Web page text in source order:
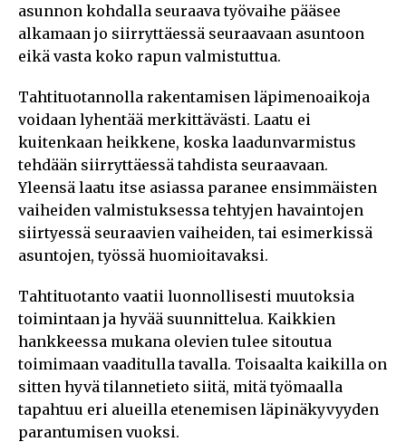
asunnon kohdalla seuraava työvaihe pääsee
alkamaan jo siirryttäessä seuraavaan asuntoon
eikä vasta koko rapun valmistuttua.
Tahtituotannolla rakentamisen läpimenoaikoja
voidaan lyhentää merkittävästi. Laatu ei
kuitenkaan heikkene, koska laadunvarmistus
tehdään siirryttäessä tahdista seuraavaan.
Yleensä laatu itse asiassa paranee ensimmäisten
vaiheiden valmistuksessa tehtyjen havaintojen
siirtyessä seuraavien vaiheiden, tai esimerkissä
asuntojen, työssä huomioitavaksi.
Tahtituotanto vaatii luonnollisesti muutoksia
toimintaan ja hyvää suunnittelua. Kaikkien
hankkeessa mukana olevien tulee sitoutua
toimimaan vaaditulla tavalla. Toisaalta kaikilla on
sitten hyvä tilannetieto siitä, mitä työmaalla
tapahtuu eri alueilla etenemisen läpinäkyvyyden
parantumisen vuoksi.